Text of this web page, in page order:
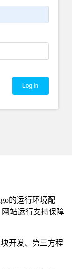
的运行环境配
站运行支持保障
开发、第三方程